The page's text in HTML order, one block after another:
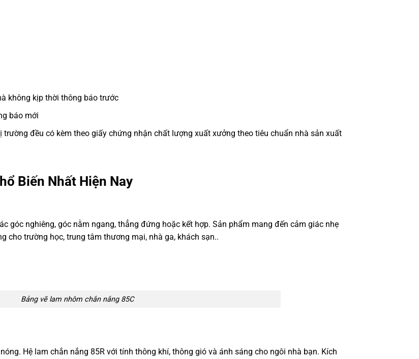
không kịp thời thông báo trước
báo mới
trường đều có kèm theo giấy chứng nhận chất lượng xuất xưởng theo tiêu chuẩn nhà sản xuất
Biến Nhất Hiện Nay
góc nghiêng, góc nằm ngang, thẳng đứng hoặc kết hợp. Sản phẩm mang đến cảm giác nhẹ
cho trường học, trung tâm thương mại, nhà ga, khách sạn..
Bảng vẽ lam nhôm chắn nắng 85C
Hệ lam chắn nắng 85R với tính thông khí, thông gió và ánh sáng cho ngôi nhà bạn. Kích